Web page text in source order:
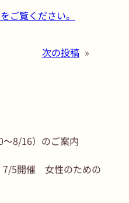
ご覧ください。
次の投稿 »
8/16）のご案内
7/5開催 女性のための